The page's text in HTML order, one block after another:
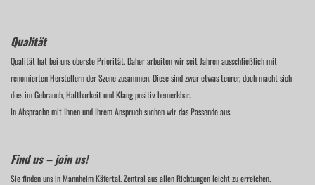
Qualität
Qualität hat bei uns oberste Priorität. Daher arbeiten wir seit Jahren ausschließlich mit
renomierten Herstellern der Szene zusammen. Diese sind zwar etwas teurer, doch macht sich
dies im Gebrauch, Haltbarkeit und Klang positiv bemerkbar.
In Absprache mit Ihnen und Ihrem Anspruch suchen wir das Passende aus.
Find us – join us!
Sie finden uns in Mannheim Käfertal. Zentral aus allen Richtungen leicht zu erreichen.